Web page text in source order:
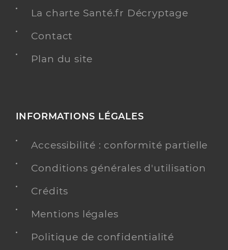
La charte Santé.fr Décryptage
Contact
Plan du site
INFORMATIONS LÉGALES
Accessibilité : conformité partielle
Conditions générales d'utilisation
Crédits
Mentions légales
Politique de confidentialité